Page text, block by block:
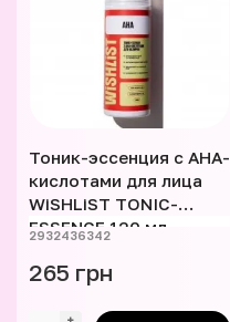
Тоник-эссенция с AHA-
кислотами для лица
WiSHLiST TONIC-
ESSENCE 120 мл
2932436342
265 грн